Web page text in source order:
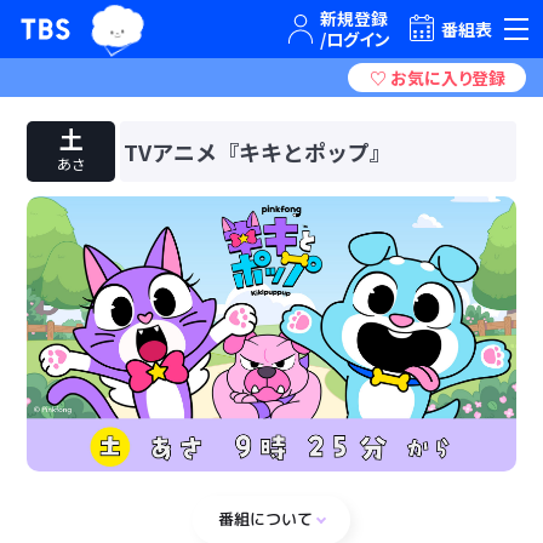
TBSテレビ｜ときめくときを。
TBSグループキャラクター『ワクティ』番組表
土
あさ TVアニメ『キキとポップ』
番組について